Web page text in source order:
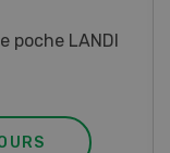
poche LANDI